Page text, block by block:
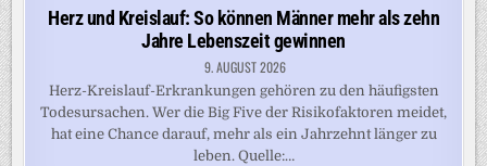
Herz und Kreislauf: So können Männer mehr als zehn
Jahre Lebenszeit gewinnen
9. AUGUST 2026
Herz-Kreislauf-Erkrankungen gehören zu den häufigsten
Todesursachen. Wer die Big Five der Risikofaktoren meidet,
hat eine Chance darauf, mehr als ein Jahrzehnt länger zu
leben. Quelle:…